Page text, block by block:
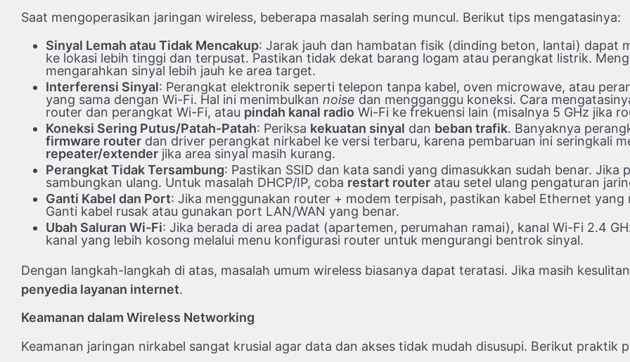
Saat mengoperasikan jaringan wireless, beberapa masalah sering muncul. Berikut tips mengatasinya:
Sinyal Lemah atau Tidak Mencakup: Jarak jauh dan hambatan fisik (dinding beton, lantai) dapat
ke lokasi lebih tinggi dan terpusat. Pastikan tidak dekat barang logam atau perangkat listrik.
mengarahkan sinyal lebih jauh ke area target.
Interferensi Sinyal: Perangkat elektronik seperti telepon tanpa kabel, oven microwave, atau
yang sama dengan Wi-Fi. Hal ini menimbulkan noise dan mengganggu koneksi. Cara
router dan perangkat Wi-Fi, atau pindah kanal radio Wi-Fi ke frekuensi lain (misalnya 5 GHz jika
Koneksi Sering Putus/Patah-Patah: Periksa kekuatan sinyal dan beban trafik. Banyaknya
firmware router dan driver perangkat nirkabel ke versi terbaru, karena pembaruan ini seringkali
repeater/extender jika area sinyal masih kurang.
Perangkat Tidak Tersambung: Pastikan SSID dan kata sandi yang dimasukkan sudah benar.
sambungkan ulang. Untuk masalah DHCP/IP, coba restart router atau setel ulang pengaturan
Ganti Kabel dan Port: Jika menggunakan router + modem terpisah, pastikan kabel Ethernet
Ganti kabel rusak atau gunakan port LAN/WAN yang benar.
Ubah Saluran Wi-Fi: Jika berada di area padat (apartemen, perumahan ramai), kanal Wi-Fi 2.4
kanal yang lebih kosong melalui menu konfigurasi router untuk mengurangi bentrok sinyal.
Dengan langkah-langkah di atas, masalah umum wireless biasanya dapat teratasi. Jika masih
penyedia layanan internet.
Keamanan dalam Wireless Networking
Keamanan jaringan nirkabel sangat krusial agar data dan akses tidak mudah disusupi. Berikut praktik